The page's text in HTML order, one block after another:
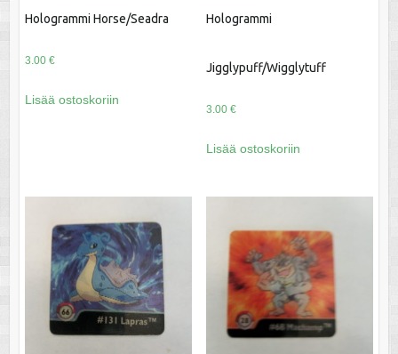
Hologrammi Horse/Seadra
3.00 €
Lisää ostoskoriin
Hologrammi
Jigglypuff/Wigglytuff
3.00 €
Lisää ostoskoriin